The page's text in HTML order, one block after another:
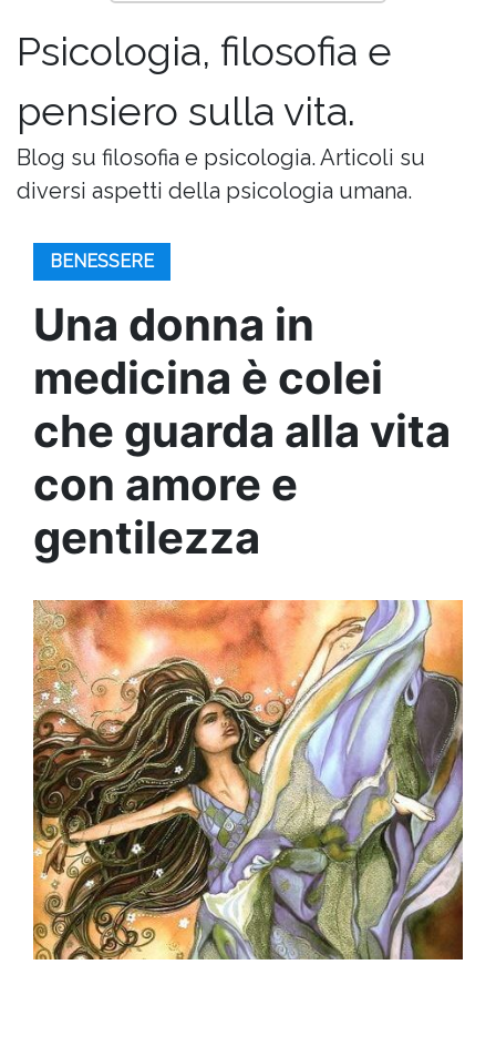
Psicologia, filosofia e
pensiero sulla vita.
Blog su filosofia e psicologia. Articoli su
diversi aspetti della psicologia umana.
BENESSERE
Una donna in
medicina è colei
che guarda alla vita
con amore e
gentilezza